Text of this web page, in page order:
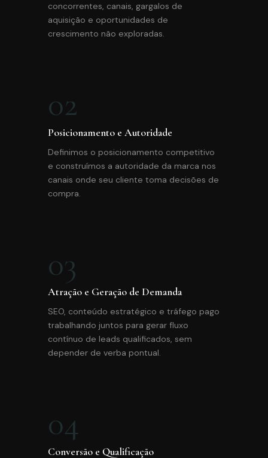
concorrentes, canais, gargalos de
aquisição e oportunidades de
crescimento não exploradas.
02
Posicionamento e Autoridade
Definimos o posicionamento competitivo
e construímos a autoridade da marca nos
canais onde seu cliente toma decisões de
compra.
03
Atração e Geração de Demanda
SEO, conteúdo estratégico e tráfego pago
trabalhando juntos para gerar fluxo
contínuo de leads qualificados, sem
depender de verba pontual.
04
Conversão e Qualificação